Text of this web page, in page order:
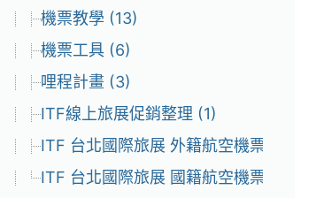
機票教學 (13)
機票工具 (6)
哩程計畫 (3)
ITF線上旅展促銷整理 (1)
ITF 台北國際旅展 外籍航空機票優惠
ITF 台北國際旅展 國籍航空機票優惠